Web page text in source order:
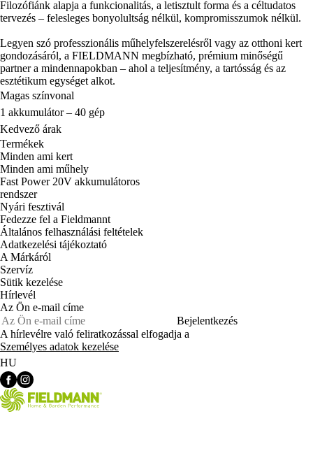
Filozófiánk alapja a funkcionalitás, a letisztult forma és a céltudatos
tervezés – felesleges bonyolultság nélkül, kompromisszumok nélkül.
Legyen szó professzionális műhelyfelszerelésről vagy az otthoni kert
gondozásáról, a FIELDMANN megbízható, prémium minőségű
partner a mindennapokban – ahol a teljesítmény, a tartósság és az
esztétikum egységet alkot.
Magas színvonal
1 akkumulátor – 40 gép
Kedvező árak
Termékek
Minden ami kert
Minden ami műhely
Fast Power 20V akkumulátoros
rendszer
Nyári fesztivál
Fedezze fel a Fieldmannt
Általános felhasználási feltételek
Adatkezelési tájékoztató
A Márkáról
Szervíz
Sütik kezelése
Hírlevél
Az Ön e-mail címe
Bejelentkezés
A hírlevélre való feliratkozással elfogadja a
Személyes adatok kezelése
HU